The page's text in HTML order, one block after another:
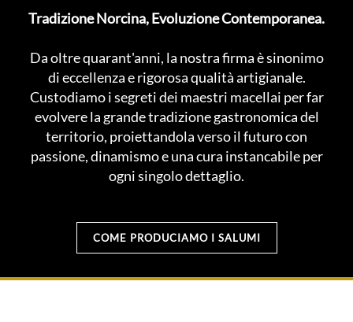
Tradizione Norcina, Evoluzione Contemporanea.
Da oltre quarant'anni, la nostra firma è sinonimo
di eccellenza e rigorosa qualità artigianale.
Custodiamo i segreti dei maestri macellai per far
evolvere la grande tradizione gastronomica del
territorio, proiettandola verso il futuro con
passione, dinamismo e una cura instancabile per
ogni singolo dettaglio.
COME PRODUCIAMO I SALUMI